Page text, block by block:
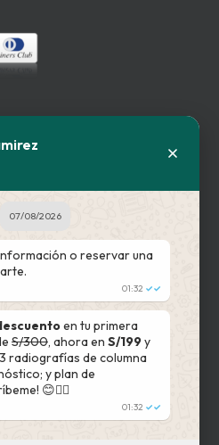
07/08/2026
o reservar una
01:32 ✓✓
en tu primera
S/300, ahora en S/199y
radiografías de columna
y plan de
😊👇🏻
01:32 ✓✓